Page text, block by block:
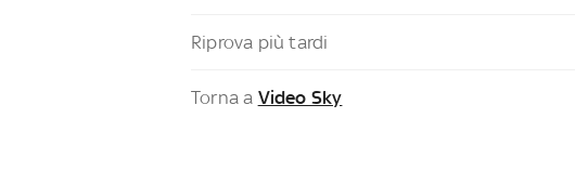
Riprova più tardi
Torna a Video Sky